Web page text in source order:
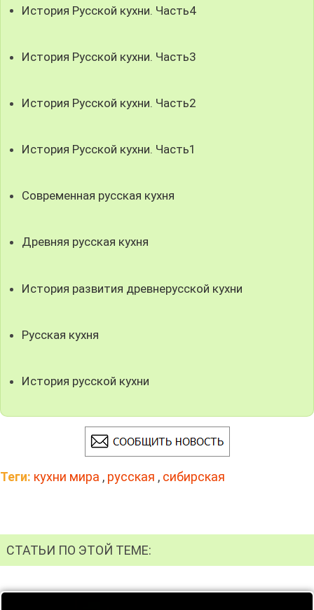
История Русской кухни. Часть4
История Русской кухни. Часть3
История Русской кухни. Часть2
История Русской кухни. Часть1
Современная русская кухня
Древняя русская кухня
История развития древнерусской кухни
Русская кухня
История русской кухни
Теги: кухни мира , русская , сибирская
СТАТЬИ ПО ЭТОЙ ТЕМЕ: